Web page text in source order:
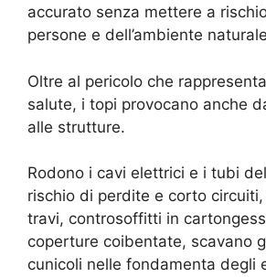
accurato senza mettere a
persone e dell’ambiente
Oltre al pericolo che
salute, i topi provocano anche
alle strutture.
Rodono i cavi elettrici e i tubi
rischio di perdite e corto
travi, controsoffitti in
coperture coibentate, scavano
cunicoli nelle fondamenta degli